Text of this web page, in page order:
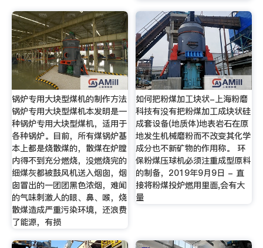
锅炉专用大块型煤机的制作方法
锅炉专用大块型煤机本发明是一
种锅炉专用大块型煤机，适用于
各种锅炉。目前，所有煤锅炉基
本上都是烧散煤的，散煤在炉膛
内得不到充分燃烧，没燃烧完的
细煤灰都被鼓风机送入烟囱，烟
囱冒出的一团团黑色浓烟，难闻
的气味刺激人的眼、鼻、喉，烧
散煤造成严重污染环境，还浪费
了能源，有损
如何把粉煤加工块状-上海粉磨
科技有没有把粉煤加工成块状硅
成套设备(地质体)地表岩石在原
地发生机械磨粉而不改变其化学
成分也不新矿物的作用称。 环
保粉煤压球机必须注重成型原料
的制备，2019年9月9日 - 直
接将粉煤投炉燃用里面,会有大
量